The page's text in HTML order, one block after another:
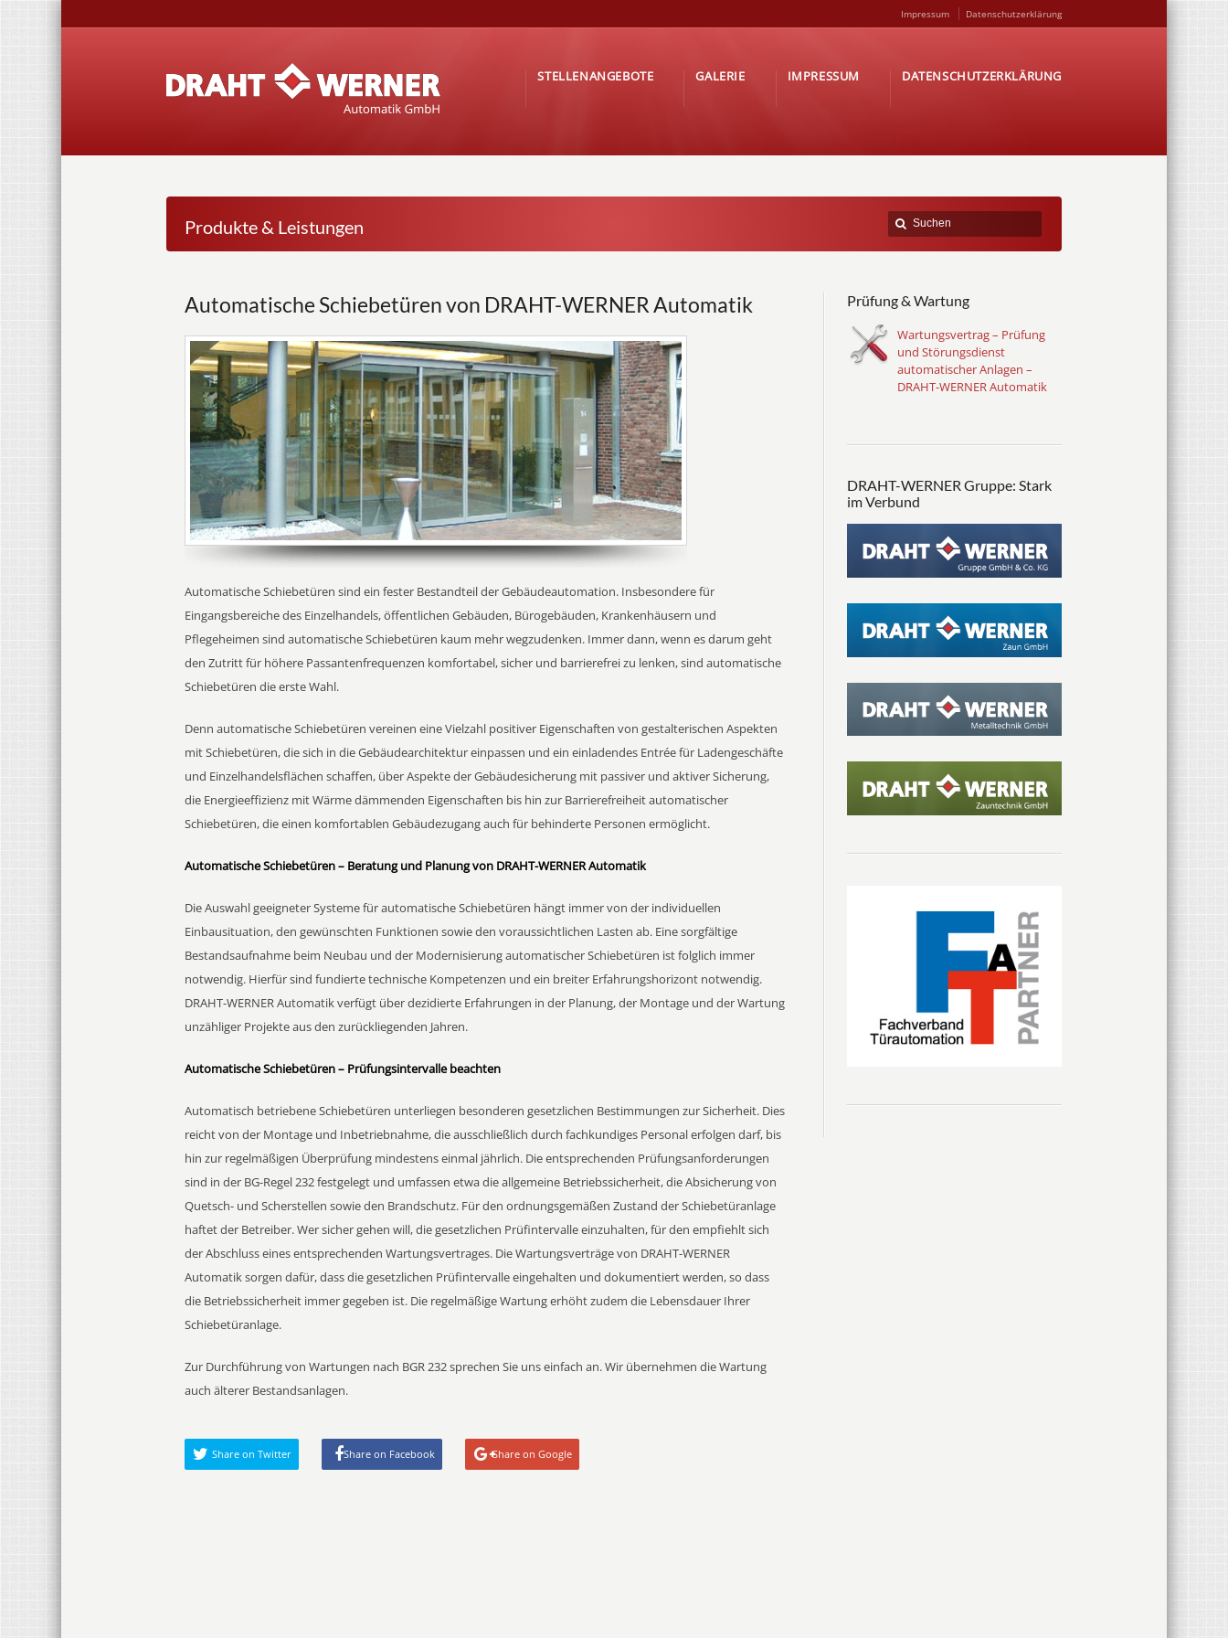
Impressum Datenschutzerklärung
STELLENANGEBOTE GALERIE IMPRESSUM DATENSCHUTZERKLÄRUNG
Produkte & Leistungen
Automatische Schiebetüren von DRAHT-WERNER Automatik
Automatische Schiebetüren sind ein fester Bestandteil der Gebäudeautomation. Insbesondere für
Eingangsbereiche des Einzelhandels, öffentlichen Gebäuden, Bürogebäuden, Krankenhäusern und
Pflegeheimen sind automatische Schiebetüren kaum mehr wegzudenken. Immer dann, wenn es darum geht
den Zutritt für höhere Passantenfrequenzen komfortabel, sicher und barrierefrei zu lenken, sind automatische
Schiebetüren die erste Wahl.
Denn automatische Schiebetüren vereinen eine Vielzahl positiver Eigenschaften von gestalterischen Aspekten
mit Schiebetüren, die sich in die Gebäudearchitektur einpassen und ein einladendes Entrée für Ladengeschäfte
und Einzelhandelsflächen schaffen, über Aspekte der Gebäudesicherung mit passiver und aktiver Sicherung,
die Energieeffizienz mit Wärme dämmenden Eigenschaften bis hin zur Barrierefreiheit automatischer
Schiebetüren, die einen komfortablen Gebäudezugang auch für behinderte Personen ermöglicht.
Automatische Schiebetüren – Beratung und Planung von DRAHT-WERNER Automatik
Die Auswahl geeigneter Systeme für automatische Schiebetüren hängt immer von der individuellen
Einbausituation, den gewünschten Funktionen sowie den voraussichtlichen Lasten ab. Eine sorgfältige
Bestandsaufnahme beim Neubau und der Modernisierung automatischer Schiebetüren ist folglich immer
notwendig. Hierfür sind fundierte technische Kompetenzen und ein breiter Erfahrungshorizont notwendig.
DRAHT-WERNER Automatik verfügt über dezidierte Erfahrungen in der Planung, der Montage und der Wartung
unzähliger Projekte aus den zurückliegenden Jahren.
Automatische Schiebetüren – Prüfungsintervalle beachten
Automatisch betriebene Schiebetüren unterliegen besonderen gesetzlichen Bestimmungen zur Sicherheit. Dies
reicht von der Montage und Inbetriebnahme, die ausschließlich durch fachkundiges Personal erfolgen darf, bis
hin zur regelmäßigen Überprüfung mindestens einmal jährlich. Die entsprechenden Prüfungsanforderungen
sind in der BG-Regel 232 festgelegt und umfassen etwa die allgemeine Betriebssicherheit, die Absicherung von
Quetsch- und Scherstellen sowie den Brandschutz. Für den ordnungsgemäßen Zustand der Schiebetüranlage
haftet der Betreiber. Wer sicher gehen will, die gesetzlichen Prüfintervalle einzuhalten, für den empfiehlt sich
der Abschluss eines entsprechenden Wartungsvertrages. Die Wartungsverträge von DRAHT-WERNER
Automatik sorgen dafür, dass die gesetzlichen Prüfintervalle eingehalten und dokumentiert werden, so dass
die Betriebssicherheit immer gegeben ist. Die regelmäßige Wartung erhöht zudem die Lebensdauer Ihrer
Schiebetüranlage.
Zur Durchführung von Wartungen nach BGR 232 sprechen Sie uns einfach an. Wir übernehmen die Wartung
auch älterer Bestandsanlagen.
Share on Twitter Share on Facebook Share on Google
Prüfung & Wartung
Wartungsvertrag – Prüfung
und Störungsdienst
automatischer Anlagen –
DRAHT-WERNER Automatik
DRAHT-WERNER Gruppe: Stark
im Verbund